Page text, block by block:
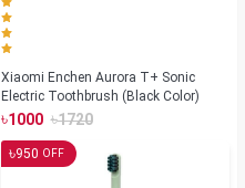
Xiaomi Enchen Aurora T+ Sonic
Electric Toothbrush (Black Color)
৳1000 ৳1720
৳950 OFF